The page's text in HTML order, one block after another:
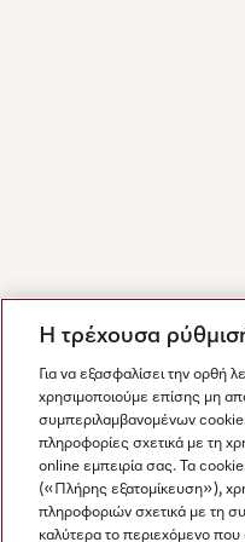
Οι απαντήσεις
βοηθός μας μπορεί να σας
Η εταιρεία μας
Η τρέχουσα
Για να εξασφαλίσει την ορθή
χρησιμοποιούμε επίσης μη
συμπεριλαμβανομένων
πληροφορίες σχετικά με τη
online εμπειρία σας. Τα
(«Πλήρης εξατομίκευση»),
πληροφοριών σχετικά με τη
καλύτερα το περιεχόμενο